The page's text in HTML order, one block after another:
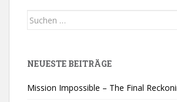
Suchen
NEUESTE BEITRÄGE
Mission Impossible – The Final